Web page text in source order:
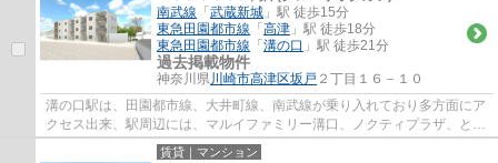
南武線 「 武蔵新城 」駅 徒歩15分
東急田園都市線 「 高津 」駅 徒歩18分
東急田園都市線 「 溝の口 」駅 徒歩21分
過去掲載物件
神奈川県川崎市高津区坂戸 ２丁目１６－１０
溝の口駅は、田園都市線、大井町線、南武線が乗り入れており多方面にア
クセス出来、駅周辺には、マルイファミリー溝口、ノクティプラザ、とい
ったデパートやレストラン街、イトーヨー...
賃貸｜マンション